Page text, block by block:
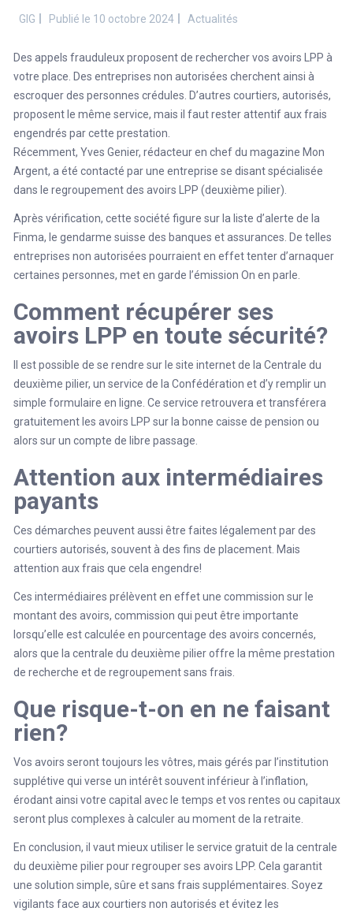
GIG Publié le 10 octobre 2024 Actualités
Des appels frauduleux proposent de rechercher vos avoirs LPP à
votre place. Des entreprises non autorisées cherchent ainsi à
escroquer des personnes crédules. D’autres courtiers, autorisés,
proposent le même service, mais il faut rester attentif aux frais
engendrés par cette prestation.
Récemment, Yves Genier, rédacteur en chef du magazine Mon
Argent, a été contacté par une entreprise se disant spécialisée
dans le regroupement des avoirs LPP (deuxième pilier).
Après vérification, cette société figure sur la liste d’alerte de la
Finma, le gendarme suisse des banques et assurances. De telles
entreprises non autorisées pourraient en effet tenter d’arnaquer
certaines personnes, met en garde l’émission On en parle.
Comment récupérer ses
avoirs LPP en toute sécurité?
Il est possible de se rendre sur le site internetde la Centrale du
deuxième pilier, un service de la Confédération et d’y remplir un
simple formulaire en ligne. Ce service retrouvera et transférera
gratuitement les avoirs LPP sur la bonne caisse de pension ou
alors sur un compte de libre passage.
Attention aux intermédiaires
payants
Ces démarches peuvent aussi être faites légalement par des
courtiers autorisés, souvent à des fins de placement. Mais
attention aux frais que cela engendre!
Ces intermédiaires prélèvent en effet une commission sur le
montant des avoirs, commission qui peut être importante
lorsqu’elle est calculée en pourcentage des avoirs concernés,
alors que la centrale du deuxième pilier offre la même prestation
de recherche et de regroupement sans frais.
Que risque-t-on en ne faisant
rien?
Vos avoirs seront toujours les vôtres, mais gérés par l’institution
supplétive qui verse un intérêt souvent inférieur à l’inflation,
érodant ainsi votre capital avec le temps et vos rentes ou capitaux
seront plus complexes à calculer au moment de la retraite.
En conclusion, il vaut mieux utiliser le service gratuit de la centrale
du deuxième pilier pour regrouper ses avoirs LPP. Cela garantit
une solution simple, sûre et sans frais supplémentaires. Soyez
vigilants face aux courtiers non autorisés et évitez les